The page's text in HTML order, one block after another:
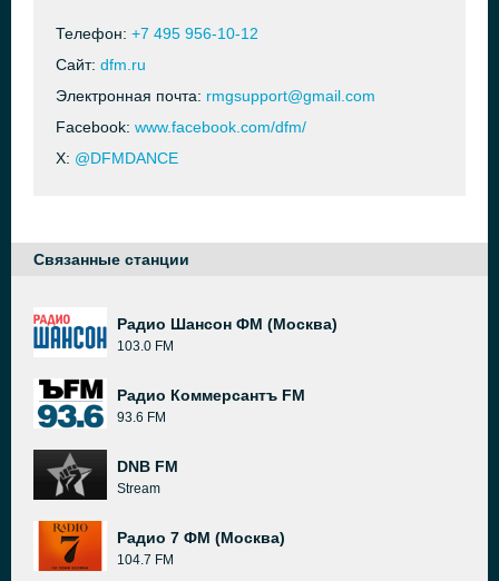
Телефон: +7 495 956-10-12
Сайт: dfm.ru
Электронная почта: rmgsupport@gmail.com
Facebook: www.facebook.com/dfm/
X: @DFMDANCE
Связанные станции
Радио Шансон ФМ (Москва)
103.0 FM
Радио Коммерсантъ FM
93.6 FM
DNB FM
Stream
Радио 7 ФМ (Москва)
104.7 FM